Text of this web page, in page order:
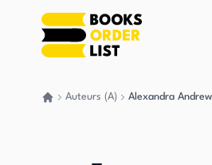
Auteurs (A) Alexandra